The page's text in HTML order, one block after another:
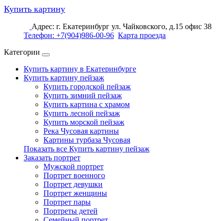
Купить картину
Адрес: г. Екатеринбург ул. Чайковского, д.15 офис 38
Телефон: +7(904)986-00-96 Карта проезда
Категории
Купить картину в Екатеринбурге
Купить картину пейзаж
Купить городской пейзаж
Купить зимний пейзаж
Купить картина с храмом
Купить лесной пейзаж
Купить морской пейзаж
Река Чусовая картины
Картины турбаза Чусовая
Показать все Купить картину пейзаж
Заказать портрет
Мужской портрет
Портрет военного
Портрет девушки
Портрет женщины
Портрет пары
Портреты детей